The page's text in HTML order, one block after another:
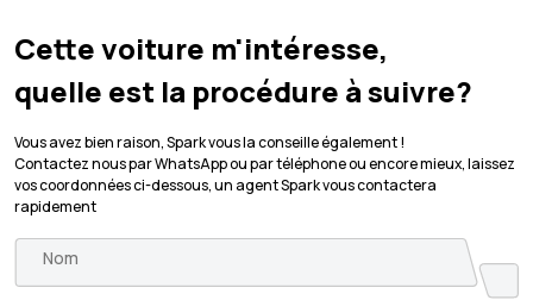
Cette voiture m'intéresse,
quelle est la procédure à suivre?
Vous avez bien raison, Spark vous la conseille également !
Contactez nous par WhatsApp ou par téléphone ou encore mieux, laissez
vos coordonnées ci-dessous, un agent Spark vous contactera
rapidement